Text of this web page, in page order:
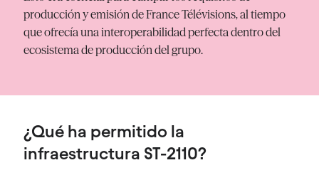
producción y emisión de France Télévisions, al tiempo
que ofrecía una interoperabilidad perfecta dentro del
ecosistema de producción del grupo.
¿Qué ha permitido la
infraestructura ST-2110?